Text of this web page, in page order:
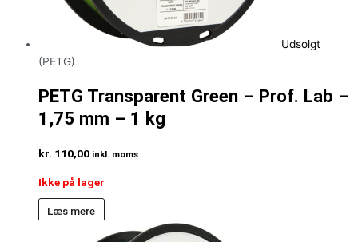
Udsolgt
(PETG)
PETG Transparent Green – Prof. Lab –
1,75 mm – 1 kg
kr. 110,00 inkl. moms
Ikke på lager
Læs mere